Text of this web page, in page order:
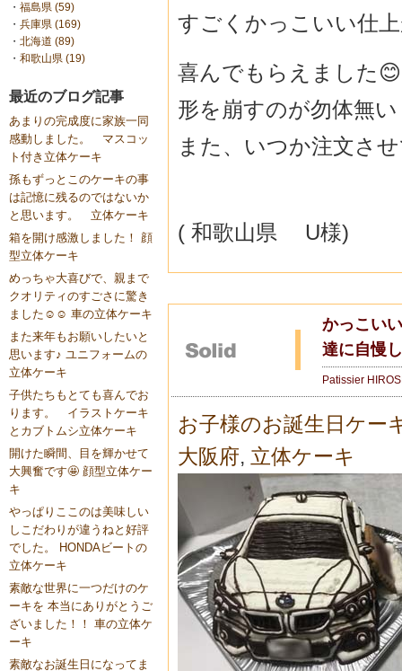
・ 福島県 (59)
・ 兵庫県 (169)
・ 北海道 (89)
・ 和歌山県 (19)
最近のブログ記事
あまりの完成度に家族一同
感動しました。 マスコッ
ト付き立体ケーキ
孫もずっとこのケーキの事
は記憶に残るのではないか
と思います。 立体ケーキ
箱を開け感激しました！ 顔
型立体ケーキ
めっちゃ大喜びで、親まで
クオリティのすごさに驚き
ました☺️☺️ 車の立体ケーキ
また来年もお願いしたいと
思います♪ ユニフォームの
立体ケーキ
子供たちもとても喜んでお
ります。 イラストケーキ
とカブトムシ立体ケーキ
開けた瞬間、目を輝かせて
大興奮です🤩 顔型立体ケー
キ
やっぱりここのは美味しい
しこだわりが違うねと好評
でした。 HONDAビートの
立体ケーキ
素敵な世界に一つだけのケ
ーキを 本当にありがとうご
ざいました！！ 車の立体ケ
ーキ
素敵なお誕生日になってま
すごくかっこいい仕
喜んでもらえました😊
形を崩すのが勿体無
また、いつか注文さ
( 和歌山県 U様)
かっこい
達に自慢
Patissier
お子様のお誕生日ケー
大阪府, 立体ケーキ